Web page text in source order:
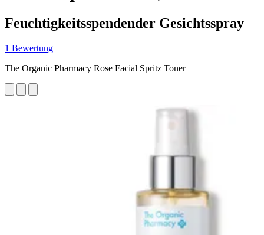
Feuchtigkeitsspendender Gesichtsspray
1 Bewertung
The Organic Pharmacy Rose Facial Spritz Toner